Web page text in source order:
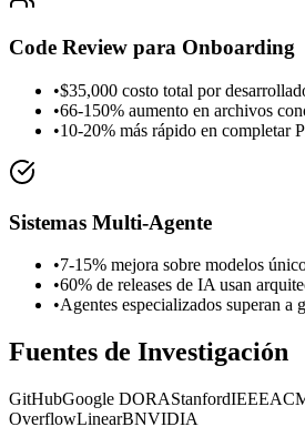
Code Review para Onboarding
•$35,000 costo total por
•66-150% aumento en archivos
•10-20% más rápido en completar
Sistemas Multi-Agente
•7-15% mejora sobre modelos
•60% de releases de IA usan
•Agentes especializados superan a
Fuentes de Investigación
GitHubGoogle DORAStanfordIEEE
OverflowLinearBNVIDIA